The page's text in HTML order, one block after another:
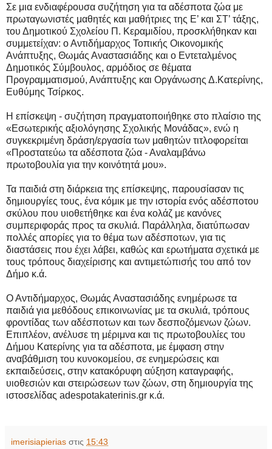
Σε μια ενδιαφέρουσα συζήτηση για τα αδέσποτα ζώα με
πρωταγωνιστές μαθητές και μαθήτριες της Ε’ και ΣΤ’ τάξης,
του Δημοτικού Σχολείου Π. Κεραμιδίου, προσκλήθηκαν και
συμμετείχαν: ο Αντιδήμαρχος Τοπικής Οικονομικής
Ανάπτυξης, Θωμάς Αναστασιάδης και ο Εντεταλμένος
Δημοτικός Σύμβουλος, αρμόδιος σε θέματα
Προγραμματισμού, Ανάπτυξης και Οργάνωσης Δ.Κατερίνης,
Ευθύμης Τσίρκος.
Η επίσκεψη - συζήτηση πραγματοποιήθηκε στο πλαίσιο της
«Εσωτερικής αξιολόγησης Σχολικής Μονάδας», ενώ η
συγκεκριμένη δράση/εργασία των μαθητών τιτλοφορείται
«Προστατεύω τα αδέσποτα ζώα - Αναλαμβάνω
πρωτοβουλία για την κοινότητά μου».
Τα παιδιά στη διάρκεια της επίσκεψης, παρουσίασαν τις
δημιουργίες τους, ένα κόμικ με την ιστορία ενός αδέσποτου
σκύλου που υιοθετήθηκε και ένα κολάζ με κανόνες
συμπεριφοράς προς τα σκυλιά. Παράλληλα, διατύπωσαν
πολλές απορίες για το θέμα των αδέσποτων, για τις
διαστάσεις που έχει λάβει, καθώς και ερωτήματα σχετικά με
τους τρόπους διαχείρισης και αντιμετώπισής του από τον
Δήμο κ.ά.
Ο Αντιδήμαρχος, Θωμάς Αναστασιάδης ενημέρωσε τα
παιδιά για μεθόδους επικοινωνίας με τα σκυλιά, τρόπους
φροντίδας των αδέσποτων και των δεσποζόμενων ζώων.
Επιπλέον, ανέλυσε τη μέριμνα και τις πρωτοβουλίες του
Δήμου Κατερίνης για τα αδέσποτα, με έμφαση στην
αναβάθμιση του κυνοκομείου, σε ενημερώσεις και
εκπαιδεύσεις, στην κατακόρυφη αύξηση καταγραφής,
υιοθεσιών και στειρώσεων των ζώων, στη δημιουργία της
ιστοσελίδας adespotakaterinis.gr κ.ά.
imerisiapierias στις 15:43